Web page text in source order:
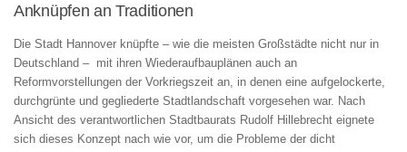
Anknüpfen an Traditionen
Die Stadt Hannover knüpfte – wie die meisten Großstädte nicht nur in
Deutschland – mit ihren Wiederaufbauplänen auch an
Reformvorstellungen der Vorkriegszeit an, in denen eine aufgelockerte,
durchgrünte und gegliederte Stadtlandschaft vorgesehen war. Nach
Ansicht des verantwortlichen Stadtbaurats Rudolf Hillebrecht eignete
sich dieses Konzept nach wie vor, um die Probleme der dicht